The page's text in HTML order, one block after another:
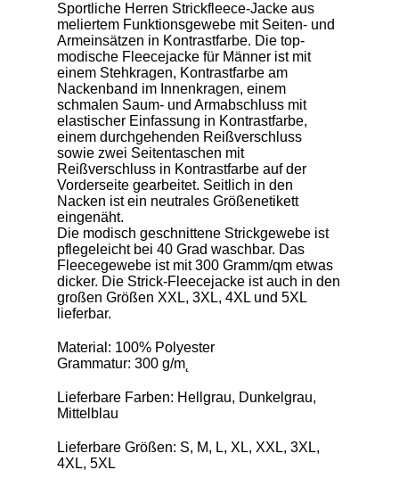
Sportliche Herren Strickfleece-Jacke aus
meliertem Funktionsgewebe mit Seiten- und
Armeinsätzen in Kontrastfarbe. Die top-
modische Fleecejacke für Männer ist mit
einem Stehkragen, Kontrastfarbe am
Nackenband im Innenkragen, einem
schmalen Saum- und Armabschluss mit
elastischer Einfassung in Kontrastfarbe,
einem durchgehenden Reißverschluss
sowie zwei Seitentaschen mit
Reißverschluss in Kontrastfarbe auf der
Vorderseite gearbeitet. Seitlich in den
Nacken ist ein neutrales Größenetikett
eingenäht.
Die modisch geschnittene Strickgewebe ist
pflegeleicht bei 40 Grad waschbar. Das
Fleecegewebe ist mit 300 Gramm/qm etwas
dicker. Die Strick-Fleecejacke ist auch in den
großen Größen XXL, 3XL, 4XL und 5XL
lieferbar.
Material: 100% Polyester
Grammatur: 300 g/m˛
Lieferbare Farben: Hellgrau, Dunkelgrau,
Mittelblau
Lieferbare Größen: S, M, L, XL, XXL, 3XL,
4XL, 5XL